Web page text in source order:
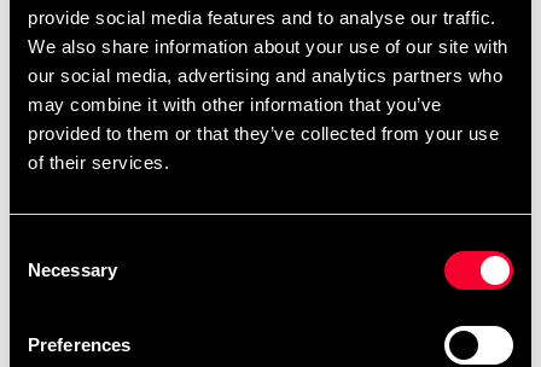
provide social media features and to analyse our traffic.
We also share information about your use of our site with
our social media, advertising and analytics partners who
may combine it with other information that you’ve
provided to them or that they’ve collected from your use
of their services.
Selection
Necessary
Preferences
Delivery method
Online
Shipped from our online warehouse
Pick up in store